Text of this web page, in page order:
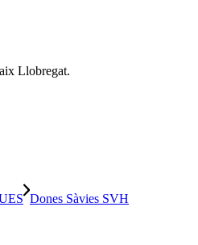
Llobregat.
Dones Sàvies SVH